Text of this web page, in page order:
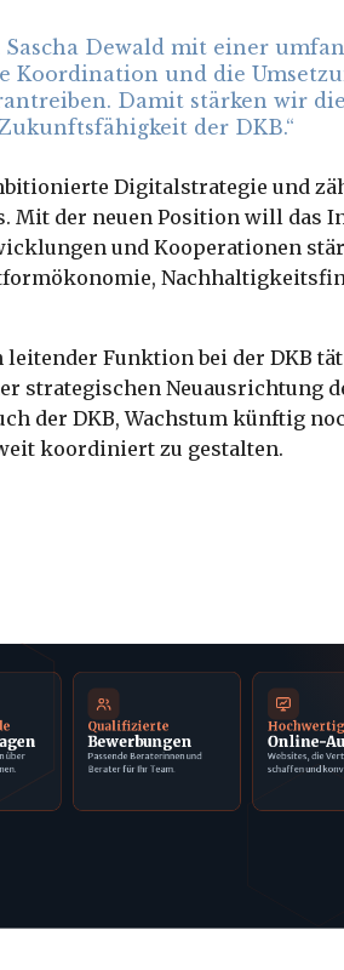
Dewald mit einer
Koordination und die
Damit stärken wir
der DKB.“
Digitalstrategie und
Mit der neuen Position will das
und Kooperationen
leitender Funktion bei der DKB
strategischen Neuausrichtung
der DKB, Wachstum künftig
koordiniert zu gestalten.
über
Qualifizierte
Bewerbungen
Passende Beraterinnen und
Berater für Ihr Team.
Online-
Websites, die
schaffen und